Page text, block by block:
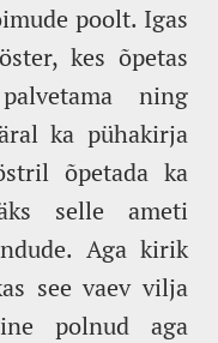
poolt. Igas
kes õpetas
ning
ka pühakirja
õpetada ka
selle ameti
Aga kirik
see vaev vilja
polnud aga